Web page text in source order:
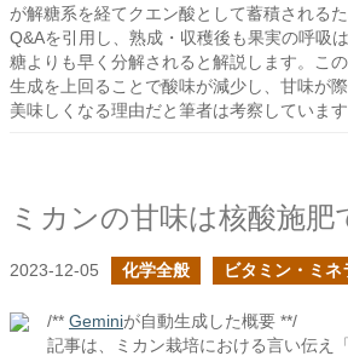
が解糖系を経てクエン酸として蓄積される
Q&Aを引用し、熟成・収穫後も果実の呼吸
糖よりも早く分解されると解説します。こ
生成を上回ることで酸味が減少し、甘味が
美味しくなる理由だと筆者は考察しています
2023-12-05 化学全般 ビタミン・ミネ
/** Geminiが自動生成した概要 **/
記事は、ミカン栽培における言い伝え